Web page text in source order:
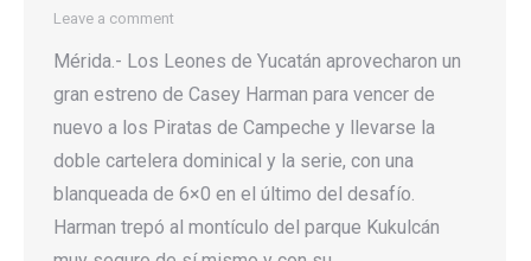
Leave a comment
Mérida.- Los Leones de Yucatán aprovecharon un
gran estreno de Casey Harman para vencer de
nuevo a los Piratas de Campeche y llevarse la
doble cartelera dominical y la serie, con una
blanqueada de 6×0 en el último del desafío.
Harman trepó al montículo del parque Kukulcán